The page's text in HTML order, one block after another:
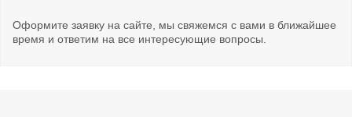
Оформите заявку на сайте, мы свяжемся с вами в ближайшее
время и ответим на все интересующие вопросы.